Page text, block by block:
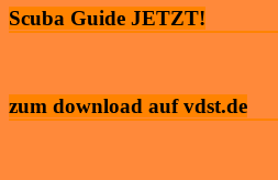
Scuba Guide JETZT!
zum download auf vdst.de